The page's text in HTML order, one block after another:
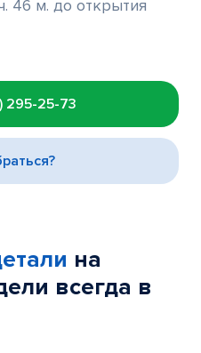
46 м. до открытия
295-25-73
на
всегда в